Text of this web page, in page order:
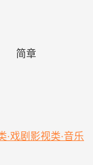
简章
·戏剧影视类·音乐